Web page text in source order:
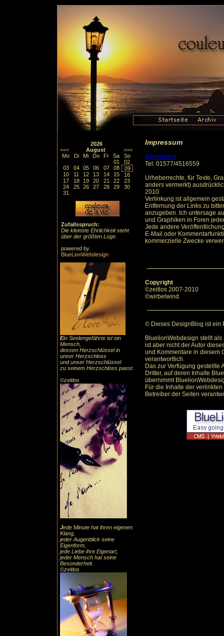
2026
<<<
August
>>>
Mo
Di Mi Do Fr Sa
So
01
02
03
04 05 06 07 08
09
10
11 12 13 14 15
16
17
18 19 20 21 22
23
24
25 26 27 28 29
30
31
Zufallsspruch:
Die kleinste Ehrlichkeit steht
über der größten Lüge.
powered by
BlueLionWebdesign
Ein Seelengefährte ist ein
Mensch,
dessen Herzschlüssel in
unser Herzschloss
und unser Herzschlüssel
zu seinem Herzschloss passt.
©zeitlos
Jede Minute hat ihren eigenen
Klang,
jeder Augenblick seine
Eigenform,
jede Liebe ihre Eigenart,
jeder Mensch hat seine
Besonderheit.
©zeitlos
Impressum
Wirbelwind
Tel: 01577/4516559
Urheberrechte, für Texte,
anders vermerkt)
2010
Verlinkung ist allgemein
Entfernung der Links zu
anzugeben. Ich untersage
und Graphiken in Foren
Jede andere
E-Mail oder
kommerzielle Zwecke
Copyright
©zeitlos 2007-2010
©wirbelwind
© Dieses DesignBlog ist ein
BluelionWebdesign stellt
ist aber nicht der Autor
und Kommentare in diesem
verantwortlich.
Das zur Verfügung gestellte
Dritter, auf deren Inhalte
übernimmt
Für die Inhalte der
Betreiber der Seiten